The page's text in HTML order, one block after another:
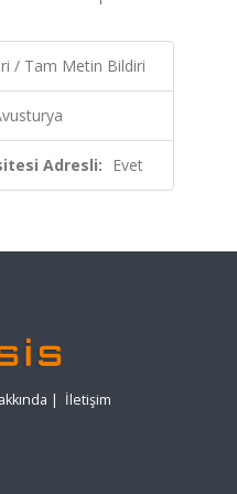
/ Tam Metin Bildiri
Adresli: Evet
| İletişim